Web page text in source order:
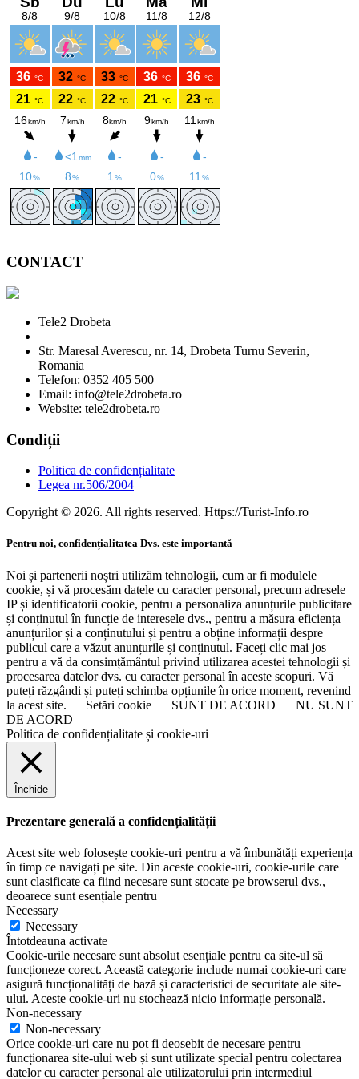
CONTACT
Tele2 Drobeta
Str. Maresal Averescu, nr. 14, Drobeta Turnu Severin,
Romania
Telefon: 0352 405 500
Email: info@tele2drobeta.ro
Website: tele2drobeta.ro
Condiții
Politica de confidențialitate
Legea nr.506/2004
Copyright © 2026. All rights reserved. Https://Turist-Info.ro
Pentru noi, confidențialitatea Dvs. este importantă
Noi și partenerii noștri utilizăm tehnologii, cum ar fi modulele
cookie, și vă procesăm datele cu caracter personal, precum adresele
IP și identificatorii cookie, pentru a personaliza anunțurile publicitare
și conținutul în funcție de interesele dvs., pentru a măsura eficiența
anunțurilor și a conținutului și pentru a obține informații despre
publicul care a văzut anunțurile și conținutul. Faceți clic mai jos
pentru a vă da consimțământul privind utilizarea acestei tehnologii și
procesarea datelor dvs. cu caracter personal în aceste scopuri. Vă
puteți răzgândi și puteți schimba opțiunile în orice moment, revenind
la acest site.
Setări cookie SUNT DE ACORD
NU SUNT
DE ACORD
Politica de confidențialitate și cookie-uri
Închide
Prezentare generală a confidențialității
Acest site web folosește cookie-uri pentru a vă îmbunătăți experiența
în timp ce navigați pe site. Din aceste cookie-uri, cookie-urile care
sunt clasificate ca fiind necesare sunt stocate pe browserul dvs.,
deoarece sunt esențiale pentru
Necessary
Necessary
Întotdeauna activate
Cookie-urile necesare sunt absolut esențiale pentru ca site-ul să
funcționeze corect. Această categorie include numai cookie-uri care
asigură funcționalități de bază și caracteristici de securitate ale site-
ului. Aceste cookie-uri nu stochează nicio informație personală.
Non-necessary
Non-necessary
Orice cookie-uri care nu pot fi deosebit de necesare pentru
funcționarea site-ului web și sunt utilizate special pentru colectarea
datelor cu caracter personal ale utilizatorului prin intermediul